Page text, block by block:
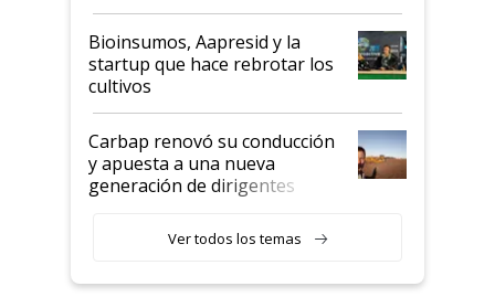
Bioinsumos, Aapresid y la
startup que hace rebrotar los
cultivos
Carbap renovó su conducción
y apuesta a una nueva
generación de dirigentes
Ver todos los temas